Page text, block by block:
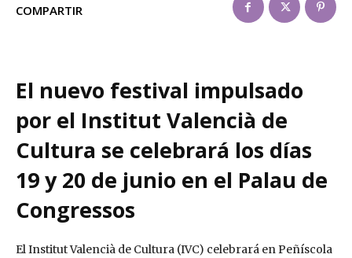
COMPARTIR
El nuevo festival impulsado
por el Institut Valencià de
Cultura se celebrará los días
19 y 20 de junio en el Palau de
Congressos
El Institut Valencià de Cultura (IVC) celebrará en Peñíscola